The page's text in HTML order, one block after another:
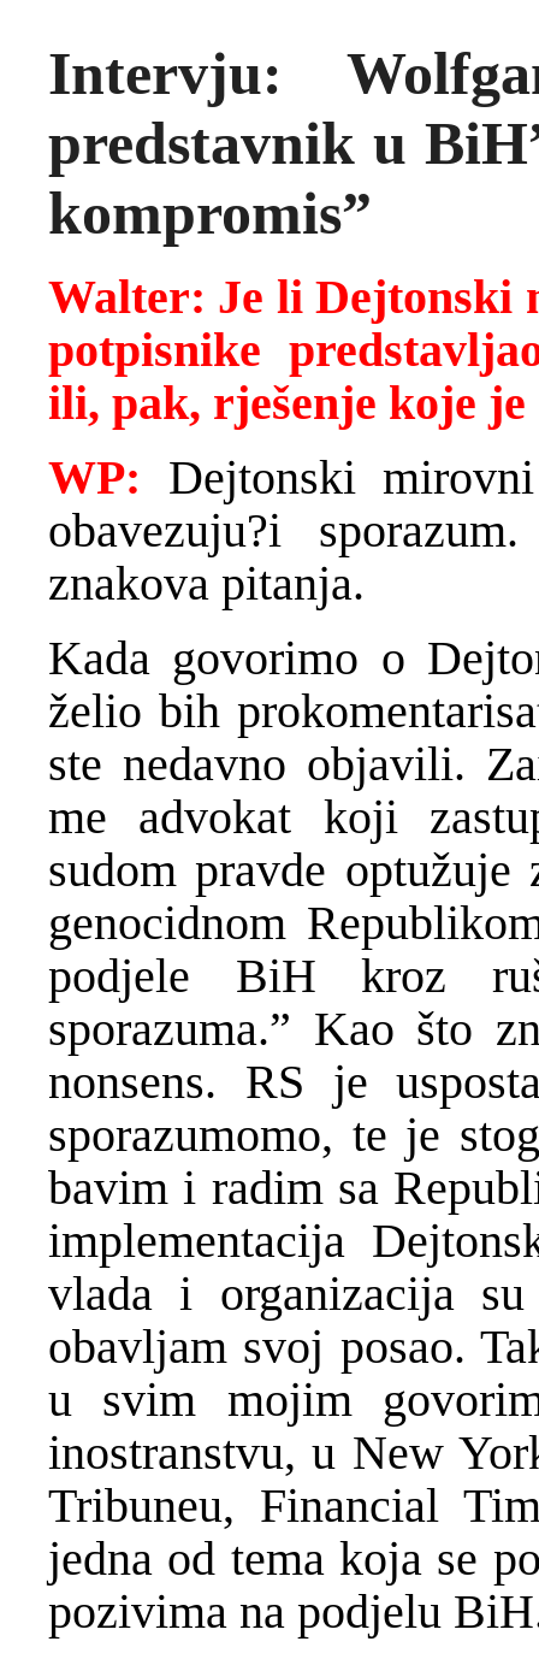
Intervju:
predstavnik u
kompromis”
Walter: Je li Dejtonski
potpisnike
ili, pak, rješenje koje
WP: Dejtonski
obavezuju?i
znakova pitanja.
Kada govorimo o
želio bih
ste nedavno objavili.
me advokat koji
sudom pravde optužuje
genocidnom
podjele BiH kroz
sporazuma.” Kao što
nonsens. RS je
sporazumomo, te je
bavim i radim sa
implementacija
vlada i organizacija
obavljam svoj posao.
u svim mojim
inostranstvu, u New
Tribuneu, Financial
jedna od tema koja se
pozivima na podjelu